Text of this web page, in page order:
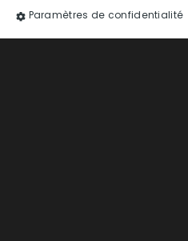
Paramètres de confidentialité